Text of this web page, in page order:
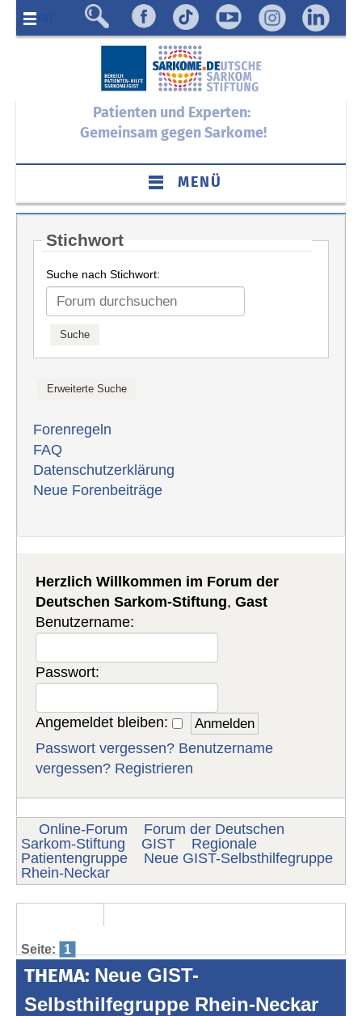
Menü
Patienten und Experten:
Gemeinsam gegen Sarkome!
MENÜ
Stichwort
Suche nach Stichwort:
Forenregeln
FAQ
Datenschutzerklärung
Neue Forenbeiträge
Herzlich Willkommen im Forum der
Deutschen Sarkom-Stiftung,Gast
Benutzername:
Passwort:
Angemeldet bleiben:
Passwort vergessen? Benutzername
vergessen? Registrieren
Online-Forum
Forum der Deutschen
Sarkom-Stiftung
GIST
Regionale
Patientengruppe
Neue GIST-Selbsthilfegruppe
Rhein-Neckar
Seite: 1
THEMA: Neue GIST-
Selbsthilfegruppe Rhein-Neckar